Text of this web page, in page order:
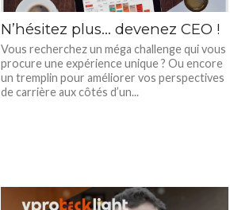
N’hésitez plus… devenez CEO !
Vous recherchez un méga challenge qui vous
procure une expérience unique ? Ou encore
un tremplin pour améliorer vos perspectives
de carrière aux côtés d’un...